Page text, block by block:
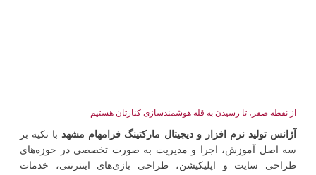
از نقطه صفر، تا رسیدن به قله هوشمندسازی کنارتان هستیم
آژانس تولید نرم افزار و دیجیتال مارکتینگ فرامهام مشهد با تکیه بر
سه اصل آموزش، اجرا و مدیریت به صورت تخصصی در حوزه‌های
طراحی سایت و اپلیکیشن، طراحی بازی‌های اینترنتی، خدمات